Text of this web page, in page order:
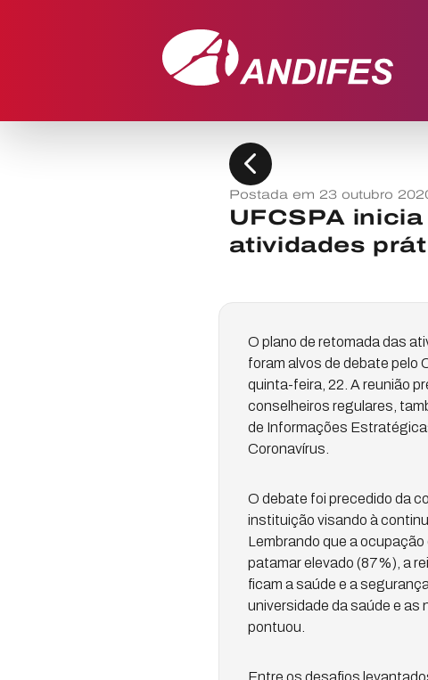
chevron_left
Postada em 23 outubro
UFCSPA
atividades
O plano de retomada das
foram alvos de debate pelo
quinta-feira, 22. A reunião
conselheiros regulares,
de Informações
Coronavírus.
O debate foi precedido da
instituição visando à
Lembrando que a
patamar elevado (87%), a
ficam a saúde e a
universidade da saúde e as
pontuou.
Entre os desafios